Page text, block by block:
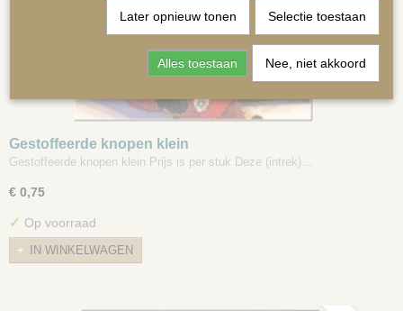
Gestoffeerde knopen klein
Gestoffeerde knopen klein Prijs is per stuk Deze (intrek)…
€ 0,75
✓ Op voorraad
IN WINKELWAGEN
| KUSSENS OP MAAT
Later opnieuw tonen Selectie toestaan
Alles toestaan Nee, niet akkoord